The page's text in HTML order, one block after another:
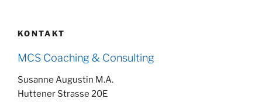
KONTAKT
MCS Coaching & Consulting
Susanne Augustin M.A.
Huttener Strasse 20E